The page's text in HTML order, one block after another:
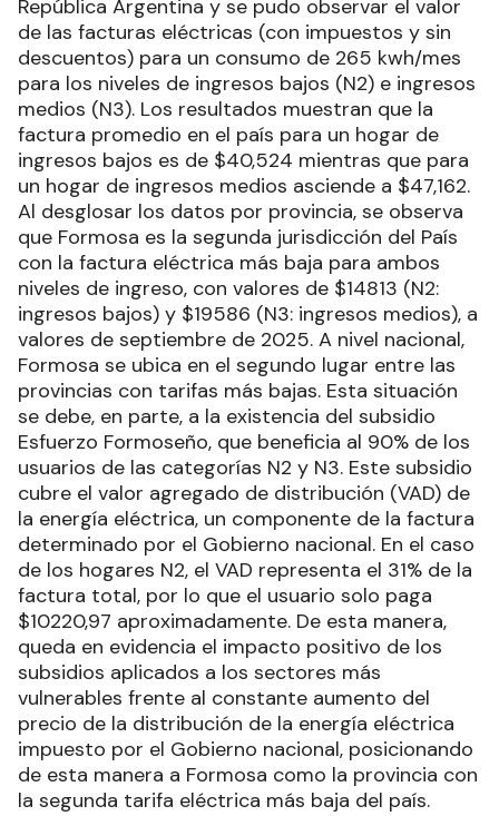
República Argentina y se pudo observar el valor
de las facturas eléctricas (con impuestos y sin
descuentos) para un consumo de 265 kwh/mes
para los niveles de ingresos bajos (N2) e ingresos
medios (N3). Los resultados muestran que la
factura promedio en el país para un hogar de
ingresos bajos es de $40,524 mientras que para
un hogar de ingresos medios asciende a $47,162.
Al desglosar los datos por provincia, se observa
que Formosa es la segunda jurisdicción del País
con la factura eléctrica más baja para ambos
niveles de ingreso, con valores de $14813 (N2:
ingresos bajos) y $19586 (N3: ingresos medios), a
valores de septiembre de 2025. A nivel nacional,
Formosa se ubica en el segundo lugar entre las
provincias con tarifas más bajas. Esta situación
se debe, en parte, a la existencia del subsidio
Esfuerzo Formoseño, que beneficia al 90% de los
usuarios de las categorías N2 y N3. Este subsidio
cubre el valor agregado de distribución (VAD) de
la energía eléctrica, un componente de la factura
determinado por el Gobierno nacional. En el caso
de los hogares N2, el VAD representa el 31% de la
factura total, por lo que el usuario solo paga
$10220,97 aproximadamente. De esta manera,
queda en evidencia el impacto positivo de los
subsidios aplicados a los sectores más
vulnerables frente al constante aumento del
precio de la distribución de la energía eléctrica
impuesto por el Gobierno nacional, posicionando
de esta manera a Formosa como la provincia con
la segunda tarifa eléctrica más baja del país.